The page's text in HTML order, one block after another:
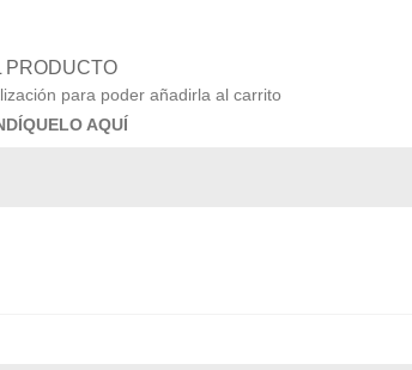
PRODUCTO
para poder añadirla al carrito
AQUÍ